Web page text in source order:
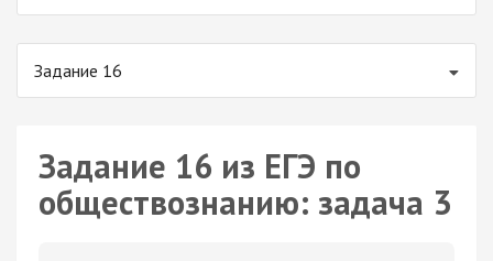
Задание 16
Задание 16 из ЕГЭ по
обществознанию: задача 3